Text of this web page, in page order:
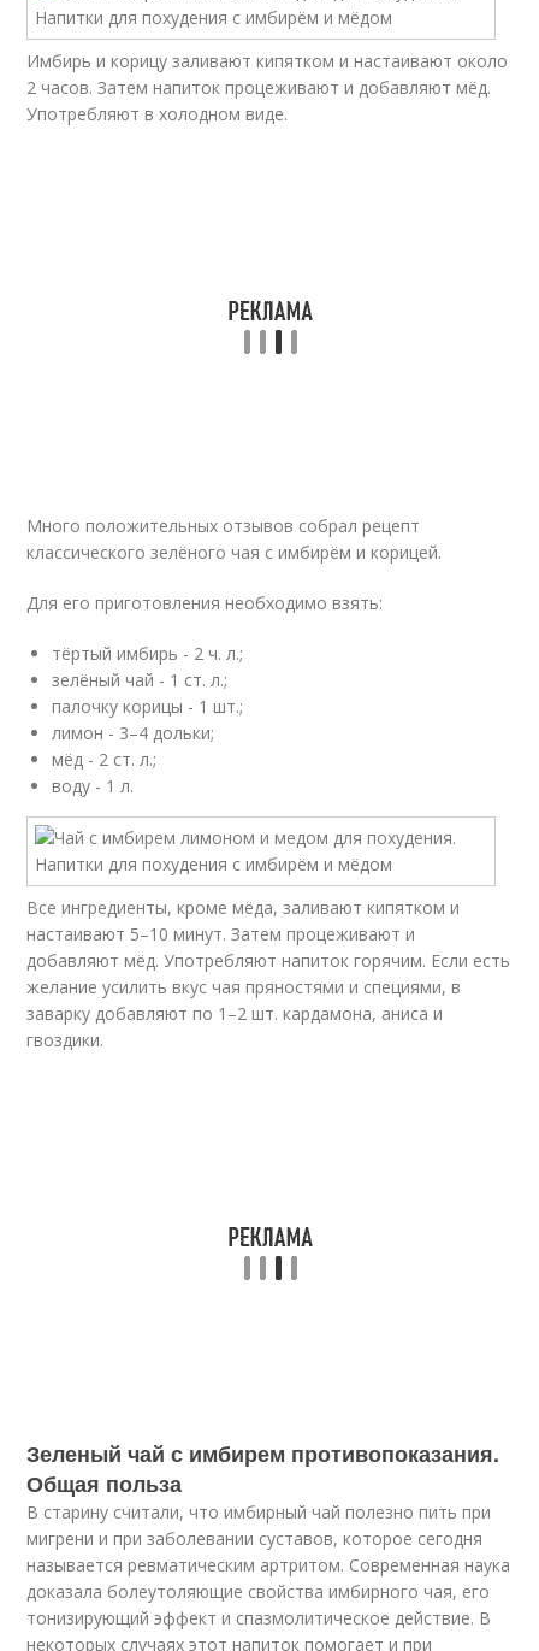
Имбирь и корицу заливают кипятком и настаивают около
2 часов. Затем напиток процеживают и добавляют мёд.
Употребляют в холодном виде.
Много положительных отзывов собрал рецепт
классического зелёного чая с имбирём и корицей.
Для его приготовления необходимо взять:
тёртый имбирь - 2 ч. л.;
зелёный чай - 1 ст. л.;
палочку корицы - 1 шт.;
лимон - 3–4 дольки;
мёд - 2 ст. л.;
воду - 1 л.
Все ингредиенты, кроме мёда, заливают кипятком и
настаивают 5–10 минут. Затем процеживают и
добавляют мёд. Употребляют напиток горячим. Если есть
желание усилить вкус чая пряностями и специями, в
заварку добавляют по 1–2 шт. кардамона, аниса и
гвоздики.
Зеленый чай с имбирем противопоказания.
Общая польза
В старину считали, что имбирный чай полезно пить при
мигрени и при заболевании суставов, которое сегодня
называется ревматическим артритом. Современная наука
доказала болеутоляющие свойства имбирного чая, его
тонизирующий эффект и спазмолитическое действие. В
некоторых случаях этот напиток помогает и при